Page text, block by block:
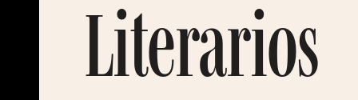
Literarios